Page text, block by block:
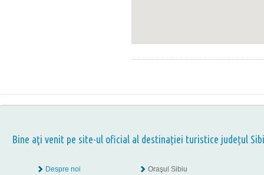
Bine aţi venit pe site-ul oficial al destinației turistice județul
Despre noi
Oraşul Sibiu